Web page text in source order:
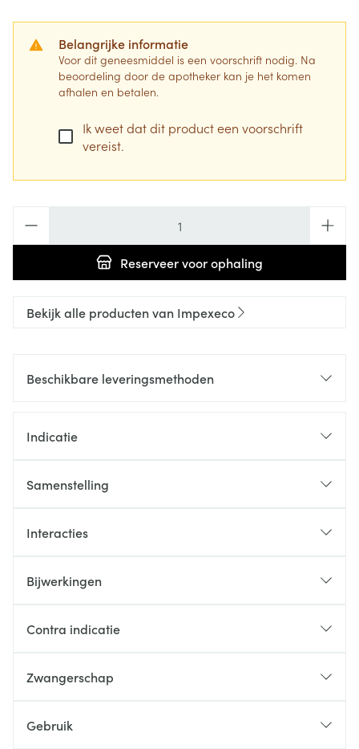
Belangrijke informatie
Voor dit geneesmiddel is een voorschrift nodig. Na
beoordeling door de apotheker kan je het komen
afhalen en betalen.
Ik weet dat dit product een voorschrift
vereist.
Reserveervoor ophaling
Bekijk alle producten van Impexeco
Beschikbare leveringsmethoden
Indicatie
Samenstelling
Interacties
Bijwerkingen
Contra indicatie
Zwangerschap
Gebruik